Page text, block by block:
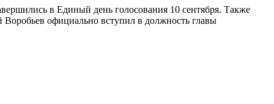
в Единый день голосования 10 сентября. Также
официально вступил в должность главы